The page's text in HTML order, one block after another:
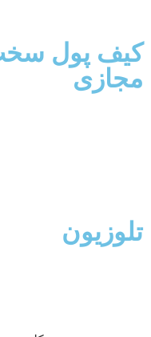
کیف پول
مجازی
تلوزیون